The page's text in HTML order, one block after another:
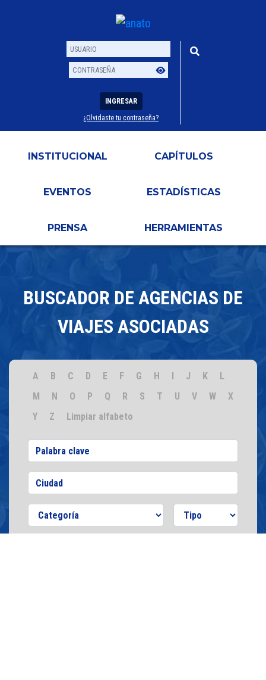
Usuario
Contraseña
INGRESAR
¿Olvidaste tu contraseña?
INSTITUCIONAL CAPÍTULOS
EVENTOS ESTADÍSTICAS
PRENSA HERRAMIENTAS
BUSCADOR DE AGENCIAS DE
VIAJES ASOCIADAS
A B C D E F G H J K
L
M
N O P Q R S T U V W
X
Y
Z Limpiar alfabeto